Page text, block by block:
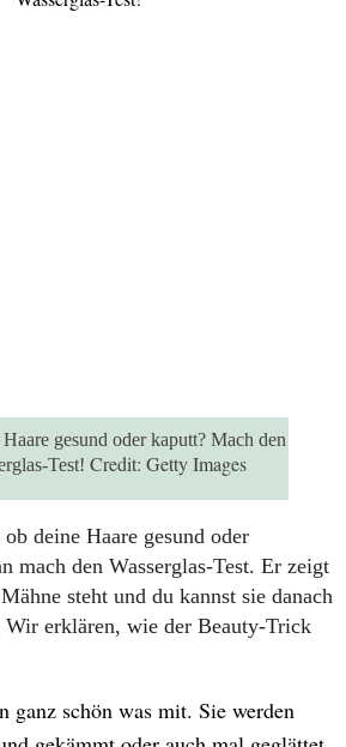
gesund oder kaputt? Mach den
Test! Credit: Getty Images
deine Haare gesund oder
mach den Wasserglas-Test. Er zeigt
steht und du kannst sie danach
Wir erklären, wie der Beauty-Trick
ganz schön was mit. Sie werden